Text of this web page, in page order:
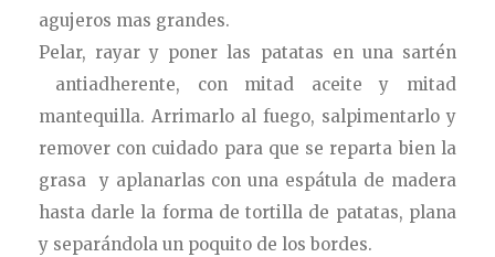
agujeros mas grandes.
Pelar, rayar y poner las patatas en una sartén
antiadherente, con mitad aceite y mitad
mantequilla. Arrimarlo al fuego, salpimentarlo y
remover con cuidado para que se reparta bien la
grasa y aplanarlas con una espátula de madera
hasta darle la forma de tortilla de patatas, plana
y separándola un poquito de los bordes.